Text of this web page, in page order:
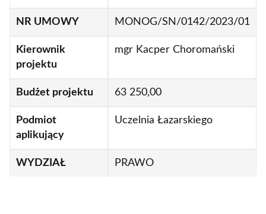
NR UMOWY MONOG/SN/0142/2023/01
Kierownik
projektu
mgr Kacper Choromański
Budżet projektu 63 250,00
Podmiot
aplikujący
Uczelnia Łazarskiego
WYDZIAŁ PRAWO
planowaniu spersonalizowanego leczenia
REALM- Real-world-data Enabled Assessment
Strukturalne i regionalne aspekty
międzynarodowych cykli koniunkturalnych
Wniosek o finansowanie w ramach programu